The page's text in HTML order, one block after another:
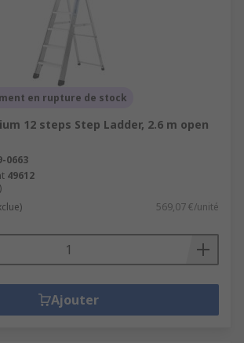
en rupture de stock
12 steps Step Ladder, 2.6 m open
0663
49612
569,07 €/unité
Ajouter